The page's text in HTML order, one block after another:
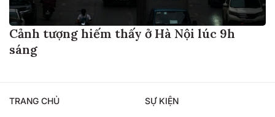
Cảnh tượng hiếm thấy ở Hà Nội lúc 9h
sáng
TRANG CHỦ SỰ KIỆN